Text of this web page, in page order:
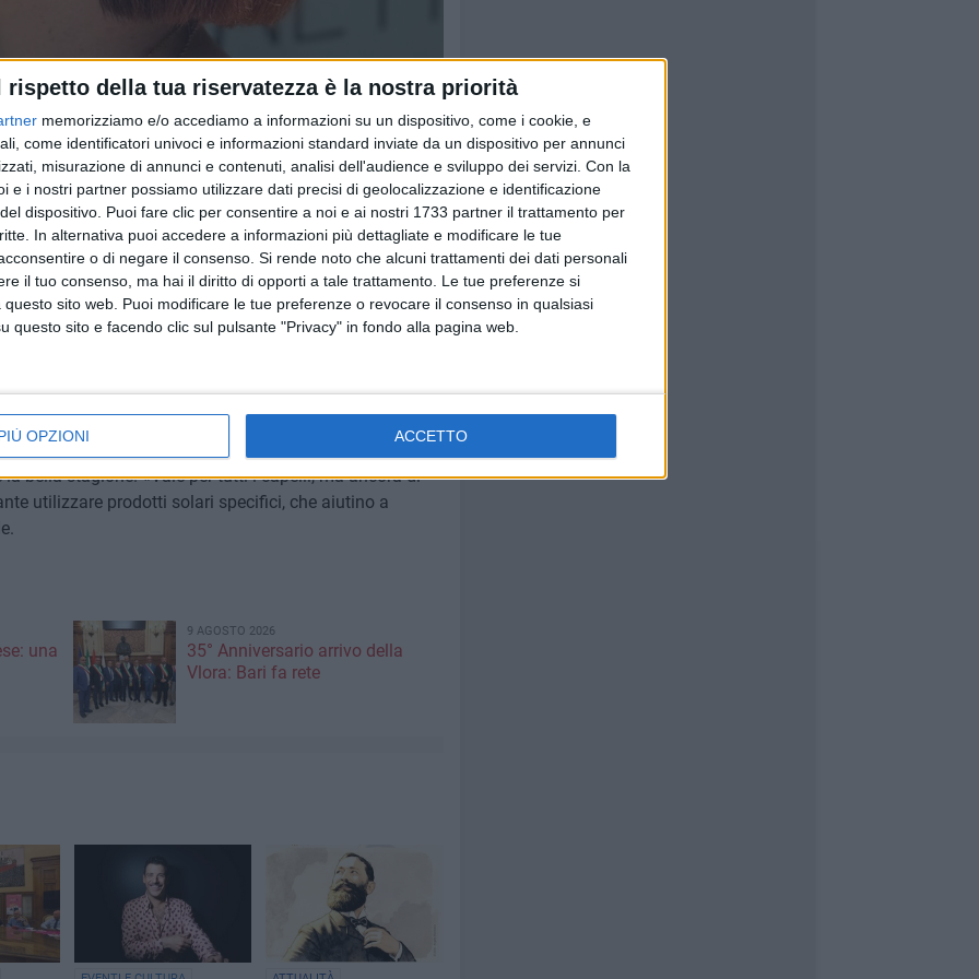
rispetto della tua riservatezza è la nostra priorità
memorizziamo e/o accediamo a informazioni su un dispositivo, come i cookie, e
come identificatori univoci e informazioni standard inviate da un dispositivo per annunci
misurazione di annunci e contenuti, analisi dell'audience e sviluppo dei servizi. Con la
e i nostri partner possiamo utilizzare dati precisi di geolocalizzazione e identificazione
dispositivo. Puoi fare clic per consentire a noi e ai nostri 1733 partner il trattamento per
In alternativa puoi accedere a informazioni più dettagliate e modificare le tue
o di negare il consenso. Si rende noto che alcuni trattamenti dei dati personali
il tuo consenso, ma hai il diritto di opporti a tale trattamento. Le tue preferenze si
sito web. Puoi modificare le tue preferenze o revocare il consenso in qualsiasi
questo sito e facendo clic sul pulsante "Privacy" in fondo alla pagina web.
OPZIONI ACCETTO
e maschere dedicate ai capelli colorati – sottolinea –
non solo contro phon, piastre e ferri, ma anche
degli incontri e delle consulenze si è parlato anche di
soluzione sempre più richiesta soprattutto nei
tendono a diradarsi.
personalizzate, con all'interno il pigmento
essere ravvivato comodamente a casa in dieci
all'esposizione al sole e alla salsedine, fattori che
bella stagione. «Vale per tutti i capelli, ma ancora di
utilizzare prodotti solari specifici, che aiutino a
una
9 AGOSTO 2026
35° Anniversario arrivo della
Vlora: Bari fa rete